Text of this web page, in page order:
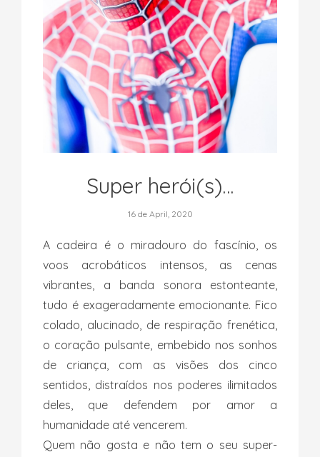
Super herói(s)…
16 de April, 2020
A cadeira é o miradouro do fascínio, os
voos acrobáticos intensos, as cenas
vibrantes, a banda sonora estonteante,
tudo é exageradamente emocionante. Fico
colado, alucinado, de respiração frenética,
o coração pulsante, embebido nos sonhos
de criança, com as visões dos cinco
sentidos, distraídos nos poderes ilimitados
deles, que defendem por amor a
humanidade até vencerem.
Quem não gosta e não tem o seu super-